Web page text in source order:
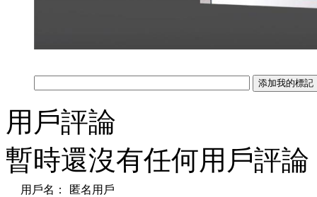
用戶評論
暫時還沒有任何用戶評論
用戶名：
匿名用戶